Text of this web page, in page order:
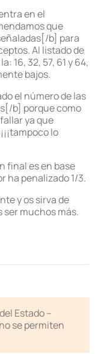
en el
que
b] para
Al listado de
16, 32, 57, 61 y 64,
bajos.
el número de las
b] porque como
ya que
lo
final es en base
ha penalizado 1/3.
y os sirva de
ser muchos más.
Estado –
se permiten